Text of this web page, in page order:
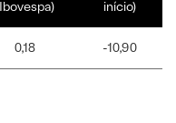
início)
0,18 -10,90